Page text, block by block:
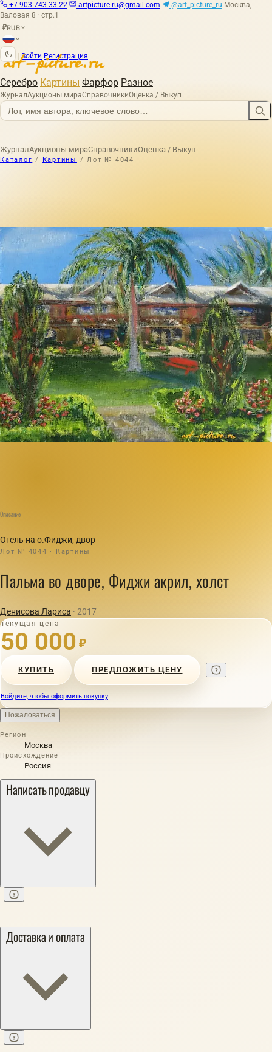
+7 903 743 33 22 artpicture.ru@gmail.com @art_picture_ru Москва,
Валовая 8 · стр.1
₽RUB
Войти Регистрация
Серебро Картины Фарфор Разное
ЖурналАукционы мираСправочникиОценка / Выкуп
ЖурналАукционы мираСправочникиОценка / Выкуп
Каталог / Картины / Лот № 4044
Описание
Отель на о.Фиджи, двор
Лот № 4044 · Картины
Пальма во дворе, Фиджи акрил, холст
Денисова Лариса · 2017
Текущая цена
50 000 ₽
КУПИТЬ ПРЕДЛОЖИТЬ ЦЕНУ
Войдите, чтобы оформить покупку
Пожаловаться
Регион
Москва
Происхождение
Россия
Написать продавцу
Доставка и оплата